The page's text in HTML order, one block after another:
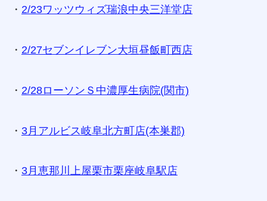
・ 2/23ワッツウィズ瑞浪中央三洋堂店
・ 2/27セブンイレブン大垣昼飯町西店
・ 2/28ローソンＳ中濃厚生病院(関市)
・ 3月アルビス岐阜北方町店(本巣郡)
・ 3月恵那川上屋栗市栗座岐阜駅店